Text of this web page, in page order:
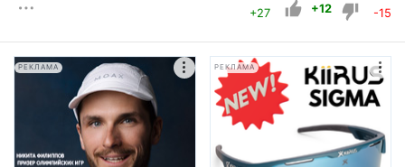
+27 +12 -15
РЕКЛАМА РЕКЛАМА